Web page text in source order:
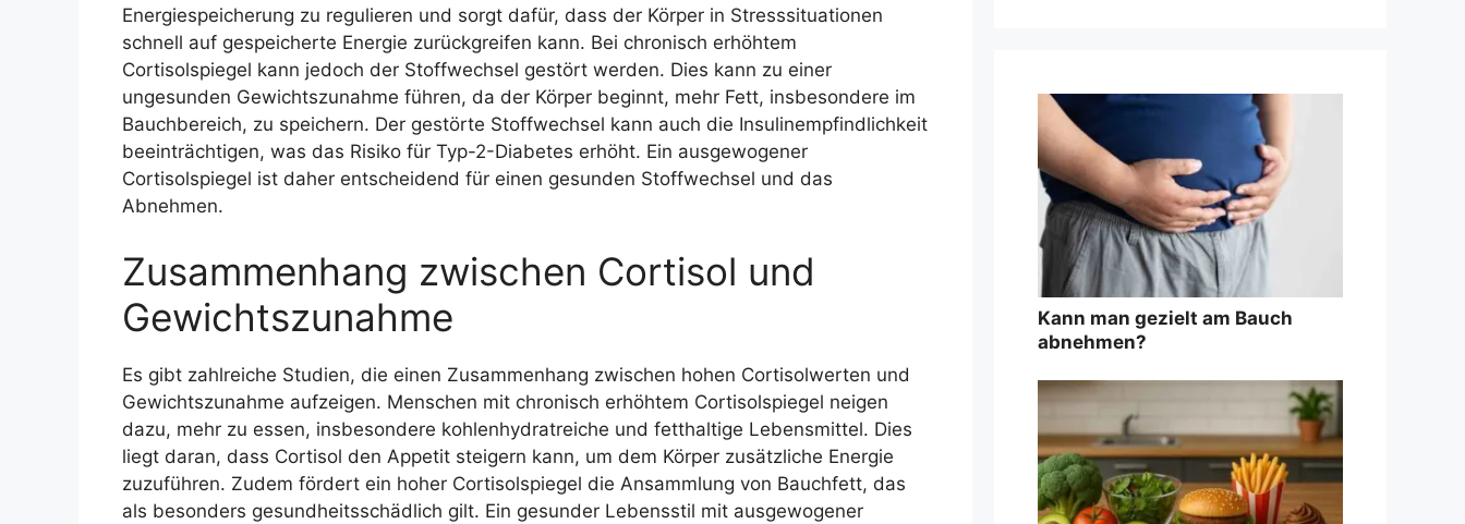
Energiespeicherung zu regulieren und sorgt dafür, dass der Körper in Stresssituationen
schnell auf gespeicherte Energie zurückgreifen kann. Bei chronisch erhöhtem
Cortisolspiegel kann jedoch der Stoffwechsel gestört werden. Dies kann zu einer
ungesunden Gewichtszunahme führen, da der Körper beginnt, mehr Fett, insbesondere im
Bauchbereich, zu speichern. Der gestörte Stoffwechsel kann auch die Insulinempfindlichkeit
beeinträchtigen, was das Risiko für Typ-2-Diabetes erhöht. Ein ausgewogener
Cortisolspiegel ist daher entscheidend für einen gesunden Stoffwechsel und das
Abnehmen.
Zusammenhang zwischen Cortisol und
Gewichtszunahme
Es gibt zahlreiche Studien, die einen Zusammenhang zwischen hohen Cortisolwerten und
Gewichtszunahme aufzeigen. Menschen mit chronisch erhöhtem Cortisolspiegel neigen
dazu, mehr zu essen, insbesondere kohlenhydratreiche und fetthaltige Lebensmittel. Dies
liegt daran, dass Cortisol den Appetit steigern kann, um dem Körper zusätzliche Energie
zuzuführen. Zudem fördert ein hoher Cortisolspiegel die Ansammlung von Bauchfett, das
als besonders gesundheitsschädlich gilt. Ein gesunder Lebensstil mit ausgewogener
Kann man gezielt am Bauch
abnehmen?